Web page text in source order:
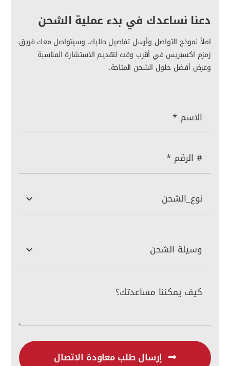
دعنا نساعدك في بدء عملية الشحن
املأ نموذج التواصل وأرسل تفاصيل طلبك، وسيتواصل معك فريق
زمزم اكسبريس في أقرب وقت لتقديم الاستشارة المناسبة
وعرض أفضل حلول الشحن المتاحة.
إرسال طلب معاودة الاتصال